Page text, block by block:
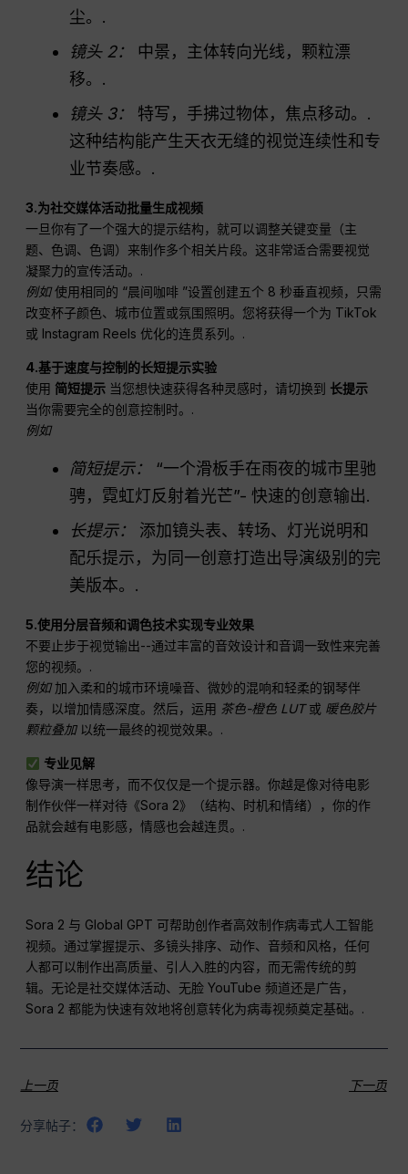
尘。.
镜头 2：
中景，主体转向光线，颗粒漂
移。.
镜头 3：
特写，手拂过物体，焦点移动。.
这种结构能产生天衣无缝的视觉连续性和专
业节奏感。.
3.为社交媒体活动批量生成视频
一旦你有了一个强大的提示结构，就可以调整关键变量（主
题、色调、色调）来制作多个相关片段。这非常适合需要视觉
凝聚力的宣传活动。.
例如使用相同的 “晨间咖啡 ”设置创建五个 8 秒垂直视频，只需
改变杯子颜色、城市位置或氛围照明。您将获得一个为 TikTok
或 Instagram Reels 优化的连贯系列。.
4.基于速度与控制的长短提示实验
使用 简短提示 当您想快速获得各种灵感时，请切换到 长提示
当你需要完全的创意控制时。.
例如
简短提示：
“一个滑板手在雨夜的城市里驰
骋，霓虹灯反射着光芒”- 快速的创意输出.
长提示：
添加镜头表、转场、灯光说明和
配乐提示，为同一创意打造出导演级别的完
美版本。.
5.使用分层音频和调色技术实现专业效果
不要止步于视觉输出--通过丰富的音效设计和音调一致性来完善
您的视频。.
例如加入柔和的城市环境噪音、微妙的混响和轻柔的钢琴伴
奏，以增加情感深度。然后，运用 茶色-橙色 LUT或 暖色胶片
颗粒叠加以统一最终的视觉效果。.
专业见解
像导演一样思考，而不仅仅是一个提示器。你越是像对待电影
制作伙伴一样对待《Sora 2》（结构、时机和情绪），你的作
品就会越有电影感，情感也会越连贯。.
结论
Sora 2 与 Global GPT 可帮助创作者高效制作病毒式人工智能
视频。通过掌握提示、多镜头排序、动作、音频和风格，任何
人都可以制作出高质量、引人入胜的内容，而无需传统的剪
辑。无论是社交媒体活动、无脸 YouTube 频道还是广告，
Sora 2 都能为快速有效地将创意转化为病毒视频奠定基础。.
上一页 下一页
分享帖子：